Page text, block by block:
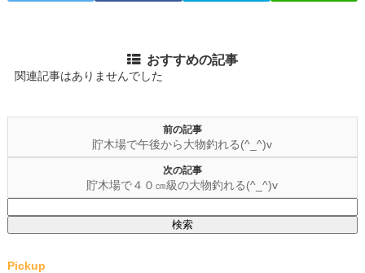
おすすめの記事
関連記事はありませんでした
前の記事
貯木場で午後から大物釣れる(^_^)v
次の記事
貯木場で４０㎝級の大物釣れる(^_^)v
索:
Pickup